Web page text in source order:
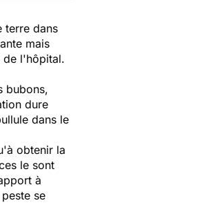
terre dans
mais
de l'hôpital.
bubons,
dure
dans le
obtenir la
le sont
à
se